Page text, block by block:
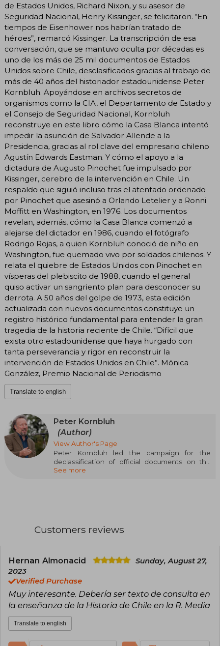
de Estados Unidos, Richard Nixon, y su asesor de
Seguridad Nacional, Henry Kissinger, se felicitaron. “En
tiempos de Eisenhower nos habrían tratado de
héroes”, remarcó Kissinger. La transcripción de esa
conversación, que se mantuvo oculta por décadas es
uno de los más de 25 mil documentos de Estados
Unidos sobre Chile, desclasificados gracias al trabajo de
más de 40 años del historiador estadounidense Peter
Kornbluh. Apoyándose en archivos secretos de
organismos como la CIA, el Departamento de Estado y
el Consejo de Seguridad Nacional, Kornbluh
reconstruye en este libro cómo la Casa Blanca intentó
impedir la asunción de Salvador Allende a la
Presidencia, gracias al rol clave del empresario chileno
Agustín Edwards Eastman. Y cómo el apoyo a la
dictadura de Augusto Pinochet fue impulsado por
Kissinger, cerebro de la intervención en Chile. Un
respaldo que siguió incluso tras el atentado ordenado
por Pinochet que asesinó a Orlando Letelier y a Ronni
Moffitt en Washington, en 1976. Los documentos
revelan, además, cómo la Casa Blanca comenzó a
alejarse del dictador en 1986, cuando el fotógrafo
Rodrigo Rojas, a quien Kornbluh conoció de niño en
Washington, fue quemado vivo por soldados chilenos. Y
relata el quiebre de Estados Unidos con Pinochet en
vísperas del plebiscito de 1988, cuando el general
quiso activar un sangriento plan para desconocer su
derrota. A 50 años del golpe de 1973, esta edición
actualizada con nuevos documentos constituye un
registro histórico fundamental para entender la gran
tragedia de la historia reciente de Chile. “Difícil que
exista otro estadounidense que haya hurgado con
tanta perseverancia y rigor en reconstruir la
intervención de Estados Unidos en Chile”. Mónica
González, Premio Nacional de Periodismo
Translate to english
Peter Kornbluh
(Author)
View Author's Page
Peter Kornbluh led the campaign for the
declassification of official documents on the
secret history of American support for the
See more
Customers reviews
Hernan Almonacid
Sunday, August 27,
2023
Verified Purchase
Muy interesante. Debería ser texto de consulta en
la enseñanza de la Historia de Chile en la R. Media
Translate to english